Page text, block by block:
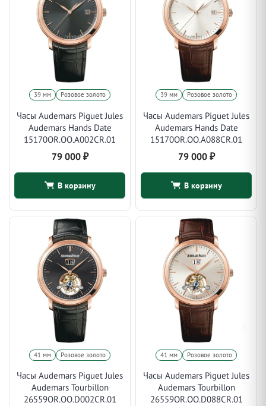
39 мм Розовое золото
Часы Audemars Piguet Jules
Audemars Hands Date
15170OR.OO.A002CR.01
79 000 ₽
В корзину
39 мм Розовое золото
Часы Audemars Piguet Jules
Audemars Hands Date
15170OR.OO.A088CR.01
79 000 ₽
В корзину
41 мм Розовое золото
Часы Audemars Piguet Jules
Audemars Tourbillon
26559OR.OO.D002CR.01
41 мм Розовое золото
Часы Audemars Piguet Jules
Audemars Tourbillon
26559OR.OO.D088CR.01